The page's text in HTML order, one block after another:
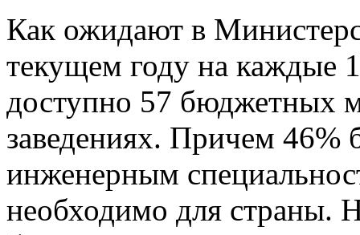
Как ожидают в
текущем году на каждые
доступно 57 бюджетных
заведениях. Причем
инженерным
необходимо для страны.